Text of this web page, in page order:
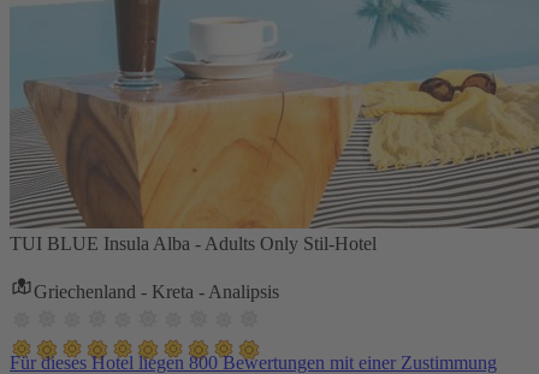
TUI BLUE Insula Alba - Adults Only Stil-Hotel
Griechenland - Kreta - Analipsis
Für dieses Hotel liegen 800 Bewertungen mit einer Zustimmung